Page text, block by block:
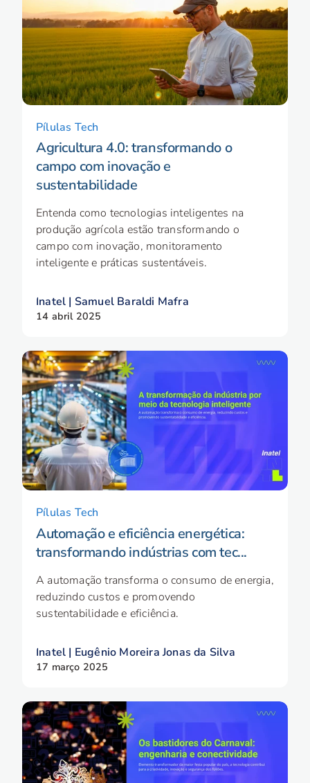
Pílulas Tech
Agricultura 4.0: transformando o
campo com inovação e
sustentabilidade
Entenda como tecnologias inteligentes na
produção agrícola estão transformando o
campo com inovação, monitoramento
inteligente e práticas sustentáveis.
Inatel | Samuel Baraldi Mafra
14 abril 2025
Pílulas Tech
Automação e eficiência energética:
transformando indústrias com tec...
A automação transforma o consumo de energia,
reduzindo custos e promovendo
sustentabilidade e eficiência.
Inatel | Eugênio Moreira Jonas da Silva
17 março 2025